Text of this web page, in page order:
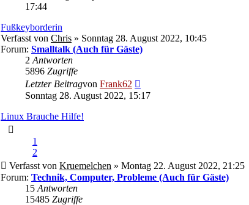
17:44
Fußkeyborderin
Verfasst von Chris » Sonntag 28. August 2022, 10:45
Forum: Smalltalk (Auch für Gäste)
2 Antworten
5896 Zugriffe
Letzter Beitragvon Frank62
Beitrag
Sonntag 28. August 2022, 15:17
Linux Brauche Hilfe!
1
2
Verfasst von Kruemelchen » Montag 22. August 2022, 21:25
Forum: Technik, Computer, Probleme (Auch für Gäste)
15 Antworten
15485 Zugriffe